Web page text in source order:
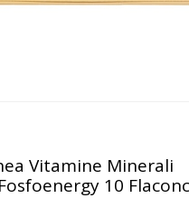
Vitamine Minerali
10